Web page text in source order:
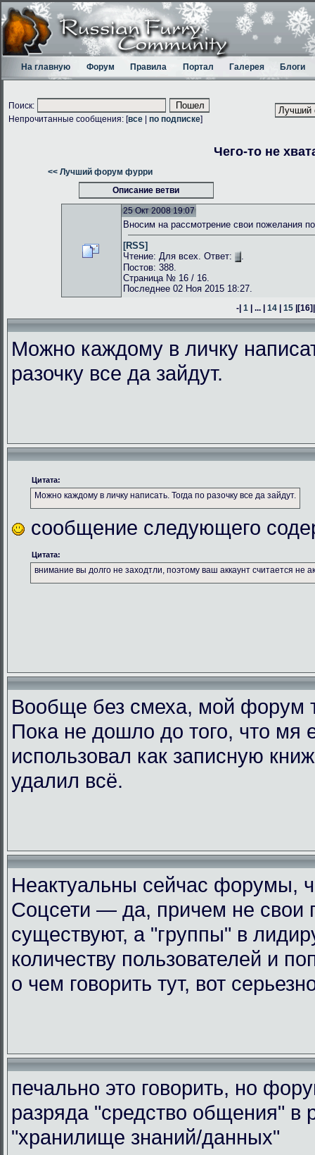
На главную Форум Правила Портал Галерея Блоги
Поиск:
Непрочитанные сообщения: [все по подписке]
Чего-то не
<< Лучший форум фурри
Описание ветви
25 Окт 2008 19:07
Вносим на рассмотрение свои пожелания
[RSS]
Чтение: Для всех. Ответ:
.
Постов: 388.
Страница № 16 / 16.
Последнее 02 Ноя 2015 18:27.
-| 1 | ... | 14 | 15 |[16]
Можно каждому в личку
разочку все да зайдут.
Цитата:
Можно каждому в личку написать. Тогда по разочку все да зайдут.
сообщение следующего
Цитата:
внимание вы долго не заходтли, поэтому ваш аккаунт считается не
Вообще без смеха, мой форум
Пока не дошло до того, что мя
использовал как записную
удалил всё.
Неактуальны сейчас форумы,
Соцсети — да, причем не свои
существуют, а "группы" в
количеству пользователей и
о чем говорить тут, вот
печально это говорить, но
разряда "средство общения" в
"хранилище знаний/данных"